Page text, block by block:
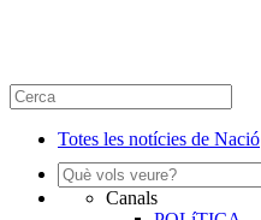
Totes les notícies de Nació
Canals